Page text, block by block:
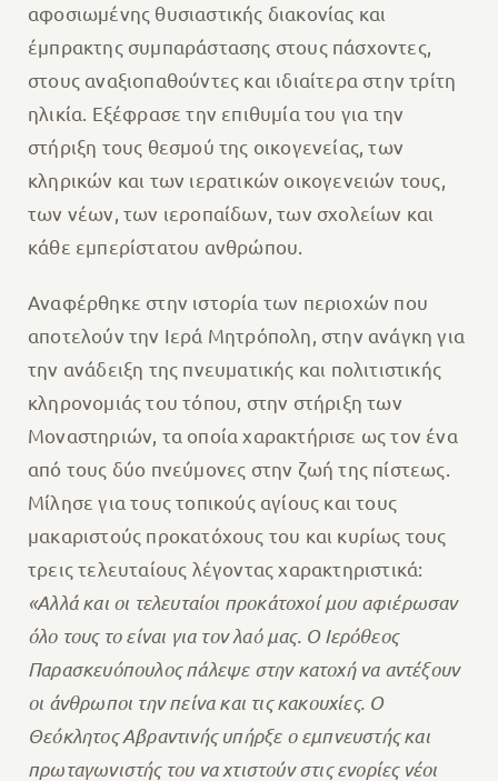
αφοσιωμένης θυσιαστικής διακονίας και
έμπρακτης συμπαράστασης στους πάσχοντες,
στους αναξιοπαθούντες και ιδιαίτερα στην τρίτη
ηλικία. Εξέφρασε την επιθυμία του για την
στήριξη τους θεσμού της οικογενείας, των
κληρικών και των ιερατικών οικογενειών τους,
των νέων, των ιεροπαίδων, των σχολείων και
κάθε εμπερίστατου ανθρώπου.
Αναφέρθηκε στην ιστορία των περιοχών που
αποτελούν την Ιερά Μητρόπολη, στην ανάγκη για
την ανάδειξη της πνευματικής και πολιτιστικής
κληρονομιάς του τόπου, στην στήριξη των
Μοναστηριών, τα οποία χαρακτήρισε ως τον ένα
από τους δύο πνεύμονες στην ζωή της πίστεως.
Μίλησε για τους τοπικούς αγίους και τους
μακαριστούς προκατόχους του και κυρίως τους
τρεις τελευταίους λέγοντας χαρακτηριστικά:
«Αλλά και οι τελευταίοι προκάτοχοί μου αφιέρωσαν
όλο τους το είναι για τον λαό μας. Ο Ιερόθεος
Παρασκευόπουλος πάλεψε στην κατοχή να αντέξουν
οι άνθρωποι την πείνα και τις κακουχίες. Ο
Θεόκλητος Αβραντινής υπήρξε ο εμπνευστής και
πρωταγωνιστής του να χτιστούν στις ενορίες νέοι